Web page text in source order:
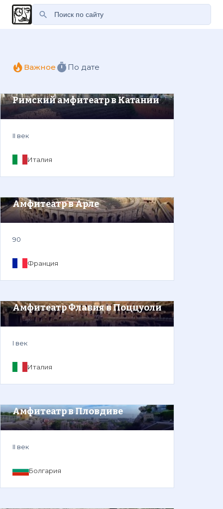
Важное По дате
Римский амфитеатр в Катании
II век
Италия
Амфитеатр в Арле
90
Франция
Амфитеатр Флавия в Поццуоли
I век
Италия
Амфитеатр в Пловдиве
II век
Болгария